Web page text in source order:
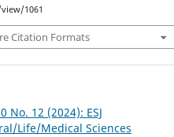
1061
Citation Formats
No. 12 (2024): ESJ
Life/Medical Sciences